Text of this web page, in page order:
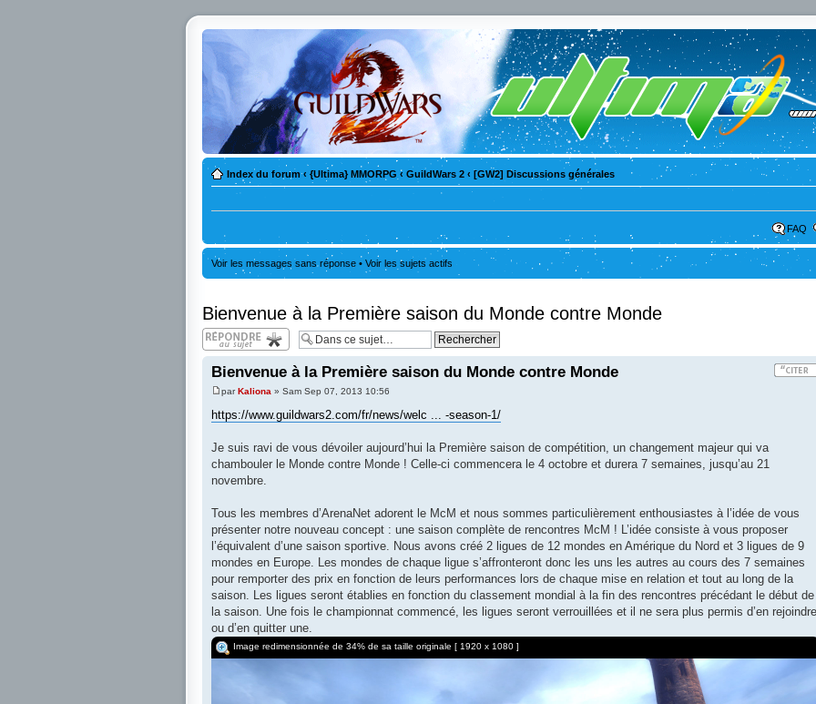
Index du forum ‹ {Ultima} MMORPG ‹ GuildWars 2 ‹ [GW2] Discussions générales
FAQ
Voir les messages sans réponse • Voir les sujets actifs
Bienvenue à la Première saison du Monde contre Monde
Répondre
Bienvenue à la Première saison du Monde contre Monde
parKaliona » Sam Sep 07, 2013 10:56
https://www.guildwars2.com/fr/news/welc ... -season-1/
Je suis ravi de vous dévoiler aujourd’hui la Première saison de compétition, un changement majeur qui va
chambouler le Monde contre Monde ! Celle-ci commencera le 4 octobre et durera 7 semaines, jusqu’au 21
novembre.
Tous les membres d’ArenaNet adorent le McM et nous sommes particulièrement enthousiastes à l’idée de vous
présenter notre nouveau concept : une saison complète de rencontres McM ! L’idée consiste à vous proposer
l’équivalent d’une saison sportive. Nous avons créé 2 ligues de 12 mondes en Amérique du Nord et 3 ligues de 9
mondes en Europe. Les mondes de chaque ligue s’affronteront donc les uns les autres au cours des 7 semaines
pour remporter des prix en fonction de leurs performances lors de chaque mise en relation et tout au long de la
saison. Les ligues seront établies en fonction du classement mondial à la fin des rencontres précédant le début de
la saison. Une fois le championnat commencé, les ligues seront verrouillées et il ne sera plus permis d’en rejoindre
ou d’en quitter une.
Image redimensionnée de 34% de sa taille originale [ 1920 x 1080 ]